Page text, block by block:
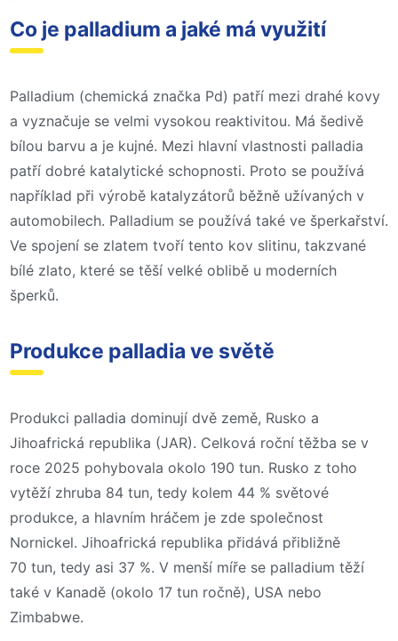
Co je palladium a jaké má využití
Palladium (chemická značka Pd) patří mezi drahé kovy
a vyznačuje se velmi vysokou reaktivitou. Má šedivě
bílou barvu a je kujné. Mezi hlavní vlastnosti palladia
patří dobré katalytické schopnosti. Proto se používá
například při výrobě katalyzátorů běžně užívaných v
automobilech. Palladium se používá také ve šperkařství.
Ve spojení se zlatem tvoří tento kov slitinu, takzvané
bílé zlato, které se těší velké oblibě u moderních
šperků.
Produkce palladia ve světě
Produkci palladia dominují dvě země, Rusko a
Jihoafrická republika (JAR). Celková roční těžba se v
roce 2025 pohybovala okolo 190 tun. Rusko z toho
vytěží zhruba 84 tun, tedy kolem 44 % světové
produkce, a hlavním hráčem je zde společnost
Nornickel. Jihoafrická republika přidává přibližně
70 tun, tedy asi 37 %. V menší míře se palladium těží
také v Kanadě (okolo 17 tun ročně), USA nebo
Zimbabwe.